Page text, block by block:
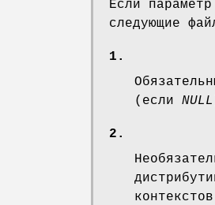
Если параметр
следующие
1.
(если NULL
2.